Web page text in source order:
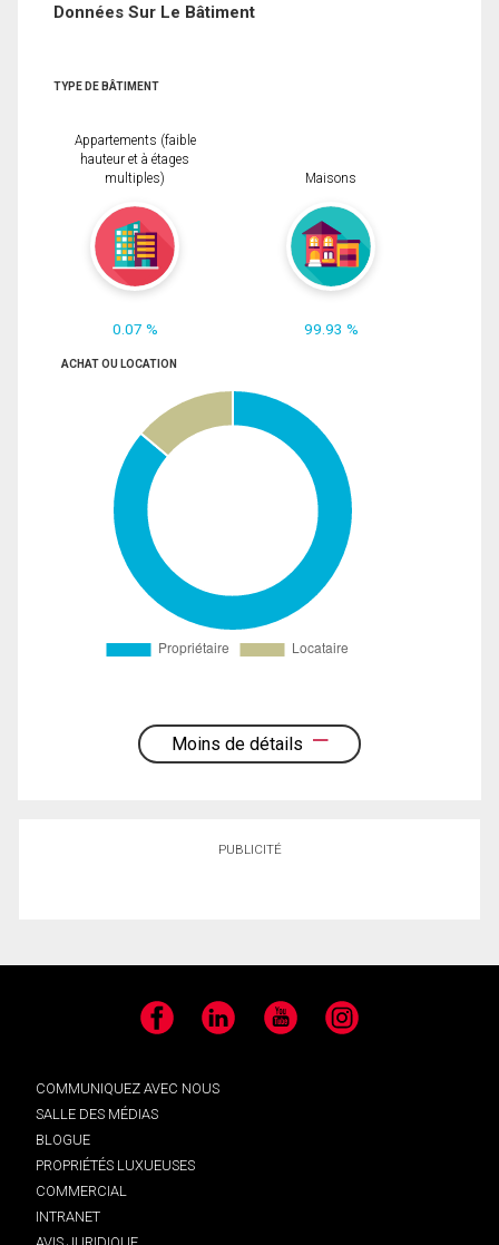
Données Sur Le Bâtiment
TYPE DE BÂTIMENT
Appartements (faible
hauteur et à étages
multiples)
0.07 %
Maisons
99.93 %
ACHAT OU LOCATION
Moins de détails
PUBLICITÉ
Facebook LinkedIn YouTube Instagram
COMMUNIQUEZ AVEC NOUS
SALLE DES MÉDIAS
BLOGUE
PROPRIÉTÉS LUXUEUSES
COMMERCIAL
INTRANET